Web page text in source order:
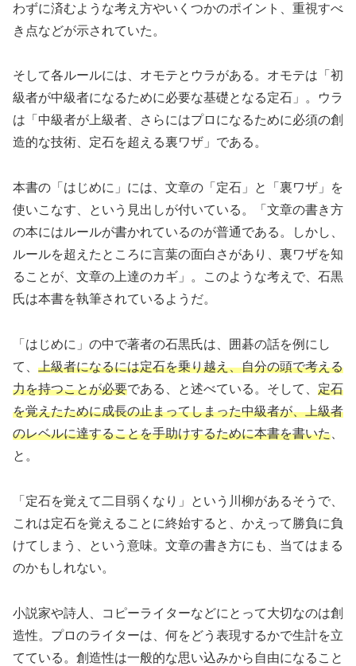
わずに済むような考え方やいくつかのポイント、重視すべ
き点などが示されていた。
そして各ルールには、オモテとウラがある。オモテは「初
級者が中級者になるために必要な基礎となる定石」。ウラ
は「中級者が上級者、さらにはプロになるために必須の創
造的な技術、定石を超える裏ワザ」である。
本書の「はじめに」には、文章の「定石」と「裏ワザ」を
使いこなす、という見出しが付いている。「文章の書き方
の本にはルールが書かれているのが普通である。しかし、
ルールを超えたところに言葉の面白さがあり、裏ワザを知
ることが、文章の上達のカギ」。このような考えで、石黒
氏は本書を執筆されているようだ。
「はじめに」の中で著者の石黒氏は、囲碁の話を例にし
て、 上級者になるには定石を乗り越え、自分の頭で考える
力を持つことが必要である、と述べている。そして、 定石
を覚えたために成長の止まってしまった中級者が、上級者
のレベルに達することを手助けするために本書を書いた
と。
「定石を覚えて二目弱くなり」という川柳があるそうで、
これは定石を覚えることに終始すると、かえって勝負に負
けてしまう、という意味。文章の書き方にも、当てはまる
のかもしれない。
小説家や詩人、コピーライターなどにとって大切なのは創
造性。プロのライターは、何をどう表現するかで生計を立
てている。創造性は一般的な思い込みから自由になること